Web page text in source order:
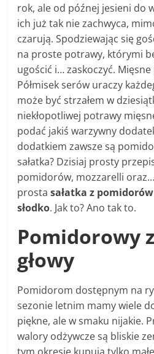
rok, ale od późnej jesieni do
ich już tak nie zachwyca,
czarują. Spodziewając się
na proste potrawy, którymi
ugościć i… zaskoczyć.
Półmisek serów uraczy
może być strzałem w
niekłopotliwej potrawy
podać jakiś warzywny
dodatkiem zawsze są
sałatka? Dzisiaj prosty
pomidorów, mozzarelli oraz…
prosta sałatka z
słodko. Jak to? Ano tak to.
Pomidorowy
głowy
Pomidorom dostępnym na
sezonie letnim mamy wiele
piękne, ale w smaku nijakie.
walory odżywcze są bliskie